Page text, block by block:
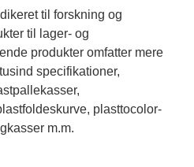
til forskning og
til lager- og
produkter omfatter mere
specifikationer,
plasttocolor-
m.m.